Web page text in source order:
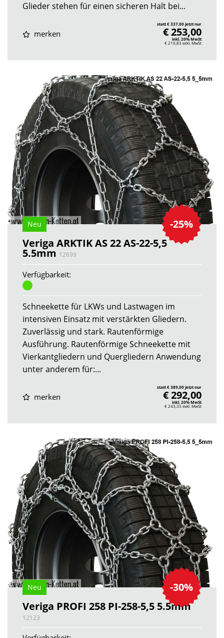
Glieder stehen für einen sicheren Halt bei...
merken
statt € 337,00 jetzt nur
€ 253,00
inkl. 20% MwSt
€ 210,83 exkl. MwSt
-25%
Neu
Veriga ARKTIK AS 22 AS-22-5,5
5.5mm 12699
Verfügbarkeit:
Schneekette für LKWs und Lastwagen im
intensiven Einsatz mit verstärkten Gliedern.
Zuverlässig und stark. Rautenförmige
Ausführung. Rautenförmige Schneekette mit
Vierkantgliedern und Quergliedern Anwendung
unter anderem für:...
merken
statt € 389,00 jetzt nur
€ 292,00
inkl. 20% MwSt
€ 243,33 exkl. MwSt
-30%
Neu
Veriga PROFI 258 PI-258-5,5 5.5mm
12123